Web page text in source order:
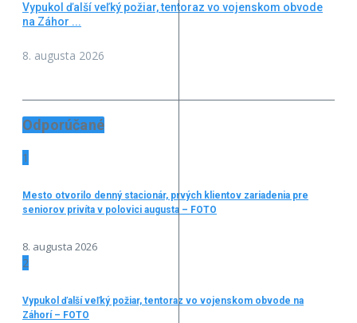
Vypukol ďalší veľký požiar, tentoraz vo vojenskom obvode
na Záhor ...
8. augusta 2026
Odporúčané
1
Mesto otvorilo denný stacionár, prvých klientov zariadenia pre
seniorov privíta v polovici augusta – FOTO
8. augusta 2026
2
Vypukol ďalší veľký požiar, tentoraz vo vojenskom obvode na
Záhorí – FOTO